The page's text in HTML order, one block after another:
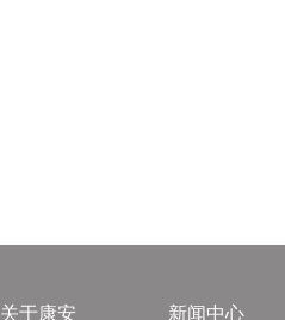
关于康安 新闻中心